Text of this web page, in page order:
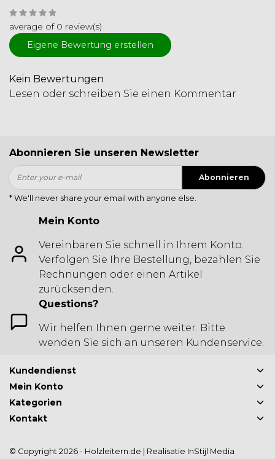
average of 0 review(s)
Eigene Bewertung erstellen
Kein Bewertungen
Lesen oder schreiben Sie einen Kommentar
Abonnieren Sie unseren Newsletter
Abonnieren
* We'll never share your email with anyone else.
Mein Konto
Vereinbaren Sie schnell in Ihrem Konto.
Verfolgen Sie Ihre Bestellung, bezahlen Sie
Rechnungen oder einen Artikel
zurücksenden.
Questions?
Wir helfen Ihnen gerne weiter. Bitte
wenden Sie sich an unseren Kundenservice.
Kundendienst
Mein Konto
Kategorien
Kontakt
© Copyright 2026 - Holzleitern.de | Realisatie InStijl Media